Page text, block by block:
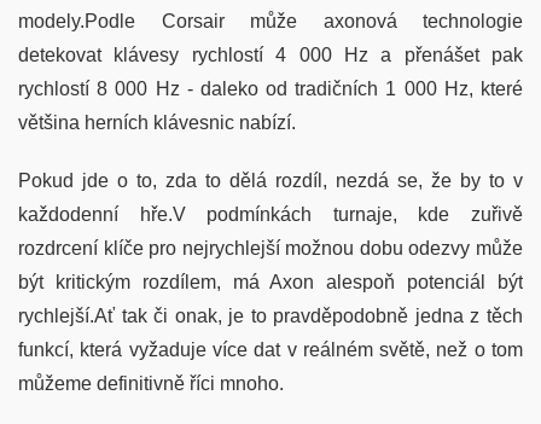
modely.Podle Corsair může axonová technologie
detekovat klávesy rychlostí 4 000 Hz a přenášet pak
rychlostí 8 000 Hz - daleko od tradičních 1 000 Hz, které
většina herních klávesnic nabízí.
Pokud jde o to, zda to dělá rozdíl, nezdá se, že by to v
každodenní hře.V podmínkách turnaje, kde zuřivě
rozdrcení klíče pro nejrychlejší možnou dobu odezvy může
být kritickým rozdílem, má Axon alespoň potenciál být
rychlejší.Ať tak či onak, je to pravděpodobně jedna z těch
funkcí, která vyžaduje více dat v reálném světě, než o tom
můžeme definitivně říci mnoho.